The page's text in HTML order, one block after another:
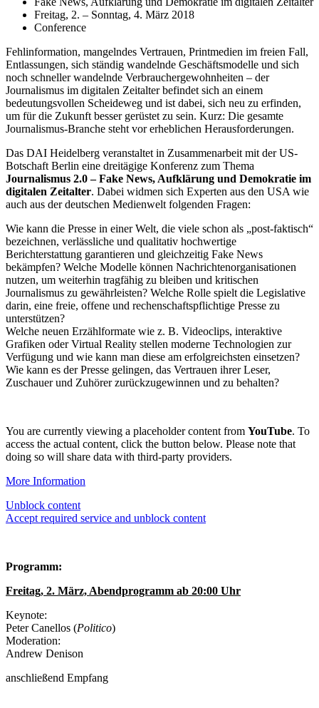
Freitag, 2. – Sonntag, 4. März 2018
Conference
Fehlinformation, mangelndes Vertrauen, Printmedien im freien Fall,
Entlassungen, sich ständig wandelnde Geschäftsmodelle und sich
noch schneller wandelnde Verbrauchergewohnheiten – der
Journalismus im digitalen Zeitalter befindet sich an einem
bedeutungsvollen Scheideweg und ist dabei, sich neu zu erfinden,
um für die Zukunft besser gerüstet zu sein. Kurz: Die gesamte
Journalismus-Branche steht vor erheblichen Herausforderungen.
Das DAI Heidelberg veranstaltet in Zusammenarbeit mit der US-
Botschaft Berlin eine dreitägige Konferenz zum Thema
Journalismus 2.0 – Fake News, Aufklärung und Demokratie im
digitalen Zeitalter. Dabei widmen sich Experten aus den USA wie
auch aus der deutschen Medienwelt folgenden Fragen:
Wie kann die Presse in einer Welt, die viele schon als „post-faktisch“
bezeichnen, verlässliche und qualitativ hochwertige
Berichterstattung garantieren und gleichzeitig Fake News
bekämpfen? Welche Modelle können Nachrichtenorganisationen
nutzen, um weiterhin tragfähig zu bleiben und kritischen
Journalismus zu gewährleisten? Welche Rolle spielt die Legislative
darin, eine freie, offene und rechenschaftspflichtige Presse zu
unterstützen?
Welche neuen Erzählformate wie z. B. Videoclips, interaktive
Grafiken oder Virtual Reality stellen moderne Technologien zur
Verfügung und wie kann man diese am erfolgreichsten einsetzen?
Wie kann es der Presse gelingen, das Vertrauen ihrer Leser,
Zuschauer und Zuhörer zurückzugewinnen und zu behalten?
You are currently viewing a placeholder content from YouTube. To
access the actual content, click the button below. Please note that
doing so will share data with third-party providers.
More Information
Unblock content
Accept required service and unblock content
Programm:
Freitag, 2. März, Abendprogramm ab 20:00 Uhr
Keynote:
Peter Canellos (Politico)
Moderation:
Andrew Denison
anschließend Empfang